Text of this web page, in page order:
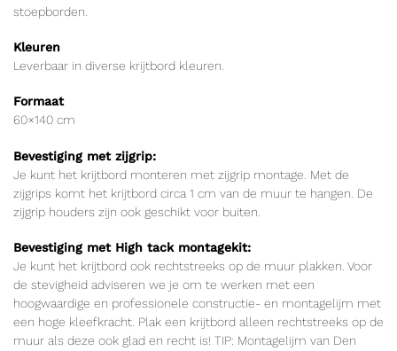
stoepborden.
Kleuren
Leverbaar in diverse krijtbord kleuren.
Formaat
60×140 cm
Bevestiging met zijgrip:
Je kunt het krijtbord monteren met zijgrip montage. Met de
zijgrips komt het krijtbord circa 1 cm van de muur te hangen. De
zijgrip houders zijn ook geschikt voor buiten.
Bevestiging met High tack montagekit:
Je kunt het krijtbord ook rechtstreeks op de muur plakken. Voor
de stevigheid adviseren we je om te werken met een
hoogwaardige en professionele constructie- en montagelijm met
een hoge kleefkracht. Plak een krijtbord alleen rechtstreeks op de
muur als deze ook glad en recht is! TIP: Montagelijm van Den